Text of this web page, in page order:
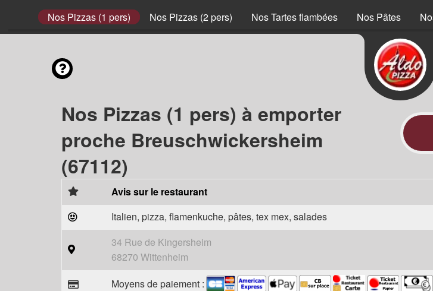
Nos Pizzas (1 pers) Nos Pizzas (2 pers) Nos Tartes flambées Nos Pâtes
Nos Pizzas (1 pers) à emporter
proche Breuschwickersheim
(67112)
Avis sur le restaurant
Italien, pizza, flamenkuche, pâtes, tex mex, salades
34 Rue de Kingersheim
68270 Wittenheim
Moyens de paiement :